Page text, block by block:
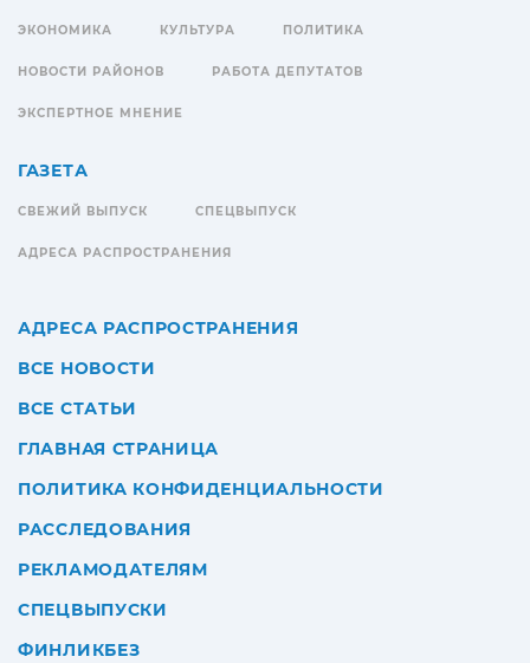
ЭКОНОМИКА КУЛЬТУРА ПОЛИТИКА
НОВОСТИ РАЙОНОВ РАБОТА ДЕПУТАТОВ
ЭКСПЕРТНОЕ МНЕНИЕ
ГАЗЕТА
СВЕЖИЙ ВЫПУСК СПЕЦВЫПУСК
АДРЕСА РАСПРОСТРАНЕНИЯ
АДРЕСА РАСПРОСТРАНЕНИЯ
ВСЕ НОВОСТИ
ВСЕ СТАТЬИ
ГЛАВНАЯ СТРАНИЦА
ПОЛИТИКА КОНФИДЕНЦИАЛЬНОСТИ
РАССЛЕДОВАНИЯ
РЕКЛАМОДАТЕЛЯМ
СПЕЦВЫПУСКИ
ФИНЛИКБЕЗ